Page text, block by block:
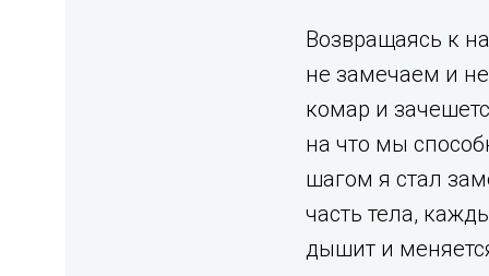
Возвращаясь к
не замечаем и
комар и
на что мы
шагом я стал
часть тела,
дышит и